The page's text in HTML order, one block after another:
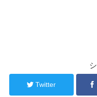
Twitter